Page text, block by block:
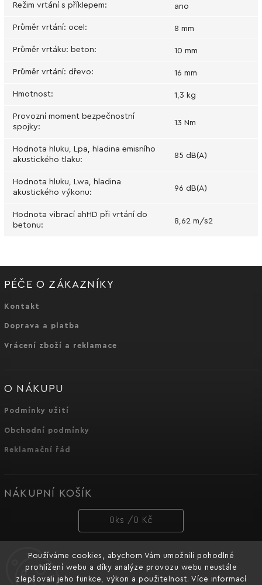
Používáme cookies, abychom Vám umožnili pohodlné
prohlížení webu a díky analýze provozu webu neustále
zlepšovali jeho funkce, výkon a použitelnost. Více informací
Režim vrtání s příklepem: ano
Průměr vrtání: ocel : 8 mm
Průměr vrtáku: beton: 10 mm
Průměr vrtání: dřevo: 16 mm
Hmotnost: 1,3 kg
Provozní moment bezpečnostní
spojky: 13 Nm
Hodnota hluku, Lpa, hladina emisního
akustického tlaku: 85 dB(A)
Hodnota hluku, Lwa, hladina
akustického výkonu: 96 dB(A)
Hodnota vibrací ahHD při vrtání do
betonu: 8,62 m/s2
PÉČE O ZÁKAZNÍKY
Kontakt
Doprava a platba
Vrácení zboží a reklamace
O NÁKUPU
Podmínky užití
Obchodní podmínky
Reklamační řád
NÁKUPNÍ KOŠÍK
0 ks / 0 Kč
PŘIJÍMÁME ONLINE PLATBY